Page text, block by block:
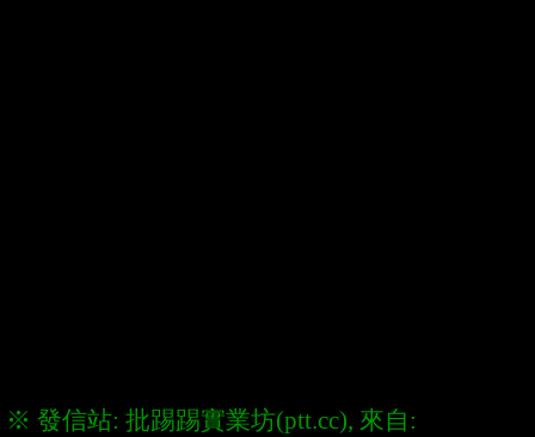
※ 發信站: 批踢踢實業坊(ptt.cc), 來自: